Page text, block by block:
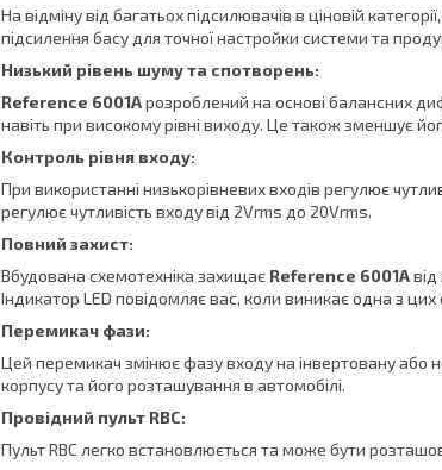
На відміну від багатьох підсилювачів в ціновій категорії,
підсилення басу для точної настройки системи та
Низький рівень шуму та спотворень:
Reference 6001Aрозроблений на основі балансних
навіть при високому рівні виходу. Це також зменшує
Контроль рівня входу:
При використанні низькорівневих входів регулює
регулює чутливість входу від 2Vrms до 20Vrms.
Повний захист:
Вбудована схемотехніка захищає Reference 6001A
Індикатор LED повідомляє вас, коли виникає одна з цих
Перемикач фази:
Цей перемикач змінює фазу входу на інвертовану або
корпусу та його розташування в автомобілі.
Провідний пульт RBC:
Пульт RBC легко встановлюється та може бути